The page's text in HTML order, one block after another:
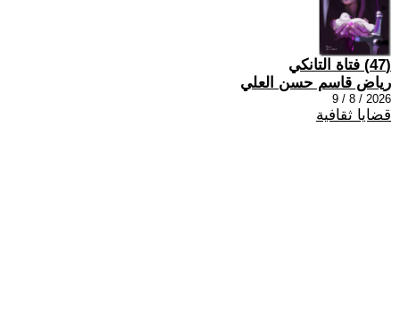
(47) فتاة التانكي
رياض قاسم حسن العلي
2026 / 8 / 9
قضايا ثقافية